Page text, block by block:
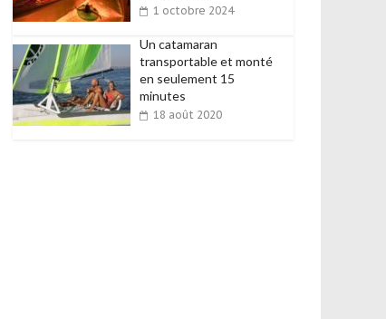
1 octobre 2024
Un catamaran
transportable et monté
en seulement 15
minutes
18 août 2020